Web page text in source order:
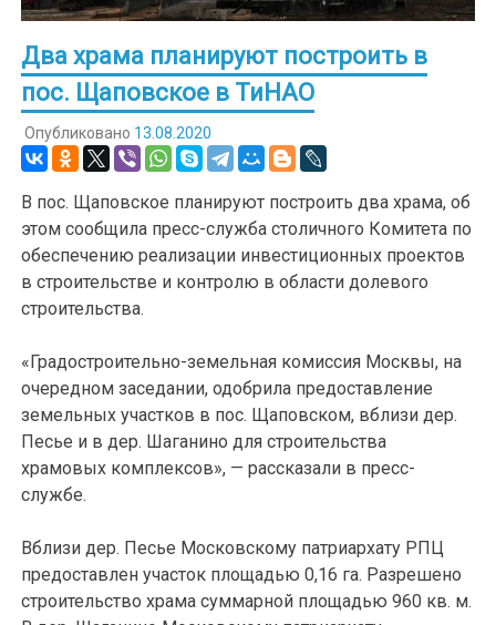
Два храма планируют построить в
пос. Щаповское в ТиНАО
Опубликовано 13.08.2020
В пос. Щаповское планируют построить два храма, об
этом сообщила пресс-служба столичного Комитета по
обеспечению реализации инвестиционных проектов
в строительстве и контролю в области долевого
строительства.
«Градостроительно-земельная комиссия Москвы, на
очередном заседании, одобрила предоставление
земельных участков в пос. Щаповском, вблизи дер.
Песье и в дер. Шаганино для строительства
храмовых комплексов», — рассказали в пресс-
службе.
Вблизи дер. Песье Московскому патриархату РПЦ
предоставлен участок площадью 0,16 га. Разрешено
строительство храма суммарной площадью 960 кв. м.